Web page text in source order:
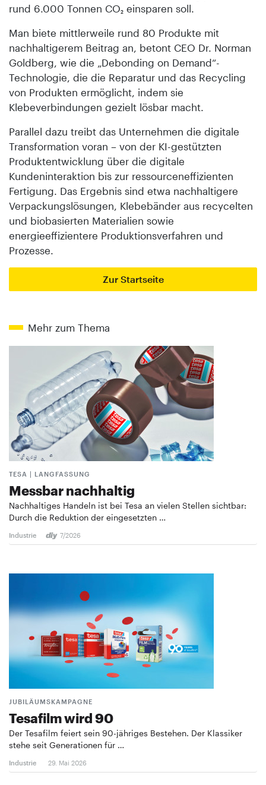
rund 6.000 Tonnen CO₂ einsparen soll.
Man biete mittlerweile rund 80 Produkte mit
nachhaltigerem Beitrag an, betont CEO Dr. Norman
Goldberg, wie die „Debonding on Demand“-
Technologie, die die Reparatur und das Recycling
von Produkten ermöglicht, indem sie
Klebeverbindungen gezielt lösbar macht.
Parallel dazu treibt das Unternehmen die digitale
Transformation voran – von der KI-gestützten
Produktentwicklung über die digitale
Kundeninteraktion bis zur ressourceneffizienten
Fertigung. Das Ergebnis sind etwa nachhaltigere
Verpackungslösungen, Klebebänder aus recycelten
und biobasierten Materialien sowie
energieeffizientere Produktionsverfahren und
Prozesse.
Zur Startseite
Mehr zum Thema
TESA | LANGFASSUNG
Messbar nachhaltig
Nachhaltiges Handeln ist bei Tesa an vielen Stellen sichtbar:
Durch die Reduktion der eingesetzten …
Industrie 7/2026
JUBILÄUMSKAMPAGNE
Tesafilm wird 90
Der Tesafilm feiert sein 90-jähriges Bestehen. Der Klassiker
stehe seit Generationen für …
Industrie 29. Mai 2026